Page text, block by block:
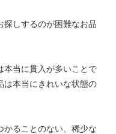
探しするのが困難なお品
本当に貫入が多いことで
は本当にきれいな状態の
かることのない、稀少な